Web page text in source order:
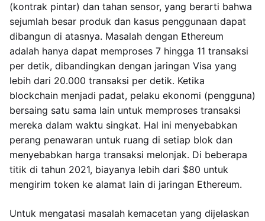
(kontrak pintar) dan tahan sensor, yang berarti bahwa
sejumlah besar produk dan kasus penggunaan dapat
dibangun di atasnya. Masalah dengan Ethereum
adalah hanya dapat memproses 7 hingga 11 transaksi
per detik, dibandingkan dengan jaringan Visa yang
lebih dari 20.000 transaksi per detik. Ketika
blockchain menjadi padat, pelaku ekonomi (pengguna)
bersaing satu sama lain untuk memproses transaksi
mereka dalam waktu singkat. Hal ini menyebabkan
perang penawaran untuk ruang di setiap blok dan
menyebabkan harga transaksi melonjak. Di beberapa
titik di tahun 2021, biayanya lebih dari $80 untuk
mengirim token ke alamat lain di jaringan Ethereum.
Untuk mengatasi masalah kemacetan yang dijelaskan